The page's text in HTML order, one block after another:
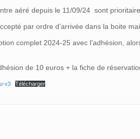
aéré depuis le 11/09/24 sont
par ordre d’arrivée dans la boite
complet 2024-25 avec l’adhésion,
de 10 euros + la fiche de
v3 Télécharger